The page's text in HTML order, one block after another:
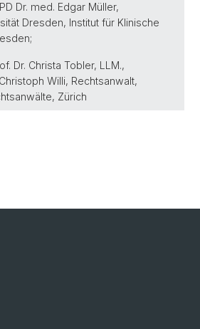
Dr. med. Edgar Müller,
Dresden, Institut für Klinische
Dr. Christa Tobler, LLM.,
Willi, Rechtsanwalt,
Zürich